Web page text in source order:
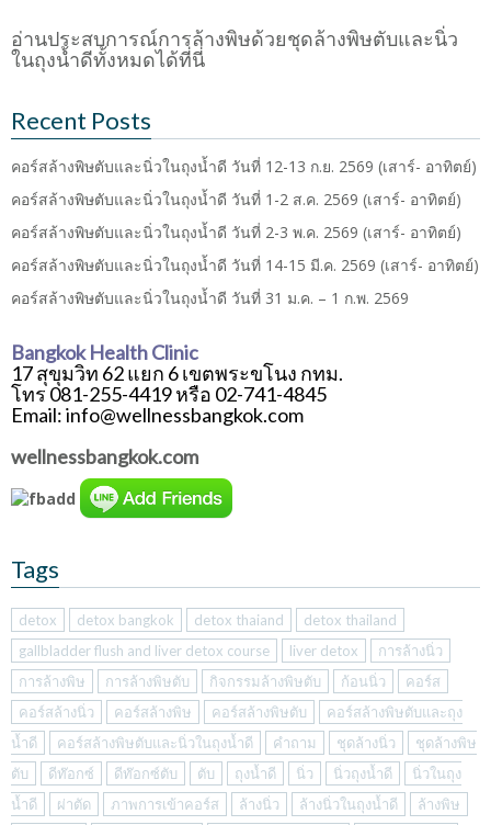
อ่านประสบการณ์การล้างพิษด้วยชุดล้างพิษตับและนิ่ว
ในถุงน้ำดีทั้งหมดได้ที่นี่
Recent Posts
คอร์สล้างพิษตับและนิ่วในถุงน้ำดี วันที่ 12-13 ก.ย. 2569 (เสาร์- อาทิตย์)
คอร์สล้างพิษตับและนิ่วในถุงน้ำดี วันที่ 1-2 ส.ค. 2569 (เสาร์- อาทิตย์)
คอร์สล้างพิษตับและนิ่วในถุงน้ำดี วันที่ 2-3 พ.ค. 2569 (เสาร์- อาทิตย์)
คอร์สล้างพิษตับและนิ่วในถุงน้ำดี วันที่ 14-15 มี.ค. 2569 (เสาร์- อาทิตย์)
คอร์สล้างพิษตับและนิ่วในถุงน้ำดี วันที่ 31 ม.ค. – 1 ก.พ. 2569
Bangkok Health Clinic
17 สุขุมวิท 62 แยก 6 เขตพระขโนง กทม.
โทร 081-255-4419 หรือ 02-741-4845
Email: info@wellnessbangkok.com
wellnessbangkok.com
Tags
detox detox bangkok detox thaiand
detox thailand
gallbladder flush and liver detox course
liver detox
การล้างนิ่ว
การล้างพิษ
การล้างพิษตับ กิจกรรมล้างพิษตับ ก้อนนิ่ว
คอร์ส
คอร์สล้างนิ่ว
คอร์สล้างพิษ คอร์สล้างพิษตับ
คอร์สล้างพิษตับและถุง
น้ำดี
คอร์สล้างพิษตับและนิ่วในถุงน้ำดี คำถาม ชุดล้างนิ่ว
ชุดล้างพิษ
ตับ
ดีท๊อกซ์ ดีท๊อกซ์ตับ ตับ ถุงน้ำดี นิ่ว นิ่วถุงน้ำดี
นิ่วในถุง
น้ำดี
ผ่าตัด ภาพการเข้าคอร์ส ล้างนิ่ว ล้างนิ่วในถุงน้ำดี
ล้างพิษ